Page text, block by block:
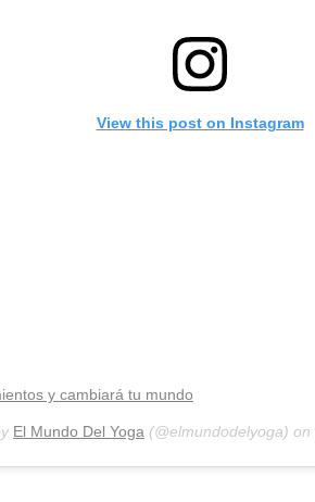
View this post on Instagram
y cambiará tu mundo
El Mundo Del Yoga (@elmundodelyoga) on